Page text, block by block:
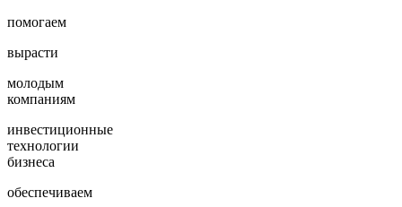
помогаем
вырасти
молодым
компаниям
инвестиционные
технологии
бизнеса
обеспечиваем